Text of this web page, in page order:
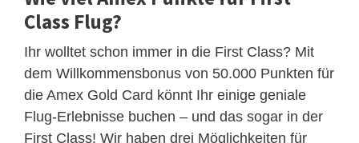
Class Flug?
Ihr wolltet schon immer in die First Class? Mit
dem Willkommensbonus von 50.000 Punkten für
die Amex Gold Card könnt Ihr einige geniale
Flug-Erlebnisse buchen – und das sogar in der
First Class! Wir haben drei Möglichkeiten für